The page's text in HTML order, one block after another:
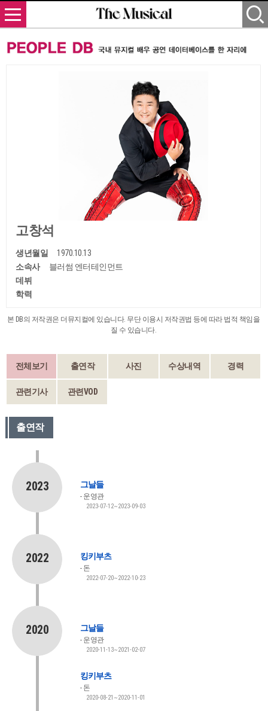
고창석
생년월일
1970.10.13
소속사
블러썸 엔터테인먼트
데뷔
학력
본 DB의 저작권은 더뮤지컬에 있습니다. 무단 이용시 저작권법 등에 따라 법적 책임을
질 수 있습니다.
전체보기 출연작 사진 수상내역 경력
관련기사 관련VOD
출연작
2023 그날들
운영관
2023-07-12~2023-09-03
2022 킹키부츠
돈
2022-07-20~2022-10-23
2020 그날들
운영관
2020-11-13~2021-02-07
킹키부츠
돈
2020-08-21~2020-11-01